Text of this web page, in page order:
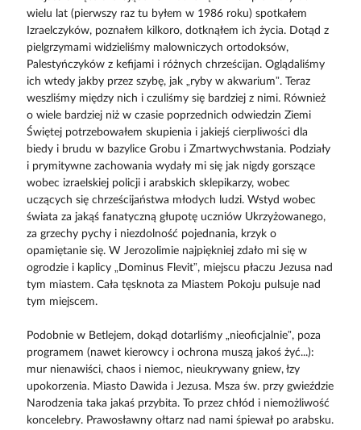
wielu lat (pierwszy raz tu byłem w 1986 roku) spotkałem
Izraelczyków, poznałem kilkoro, dotknąłem ich życia. Dotąd z
pielgrzymami widzieliśmy malowniczych ortodoksów,
Palestyńczyków z kefijami i różnych chrześcijan. Oglądaliśmy
ich wtedy jakby przez szybę, jak „ryby w akwarium”. Teraz
weszliśmy między nich i czuliśmy się bardziej z nimi. Również
o wiele bardziej niż w czasie poprzednich odwiedzin Ziemi
Świętej potrzebowałem skupienia i jakiejś cierpliwości dla
biedy i brudu w bazylice Grobu i Zmartwychwstania. Podziały
i prymitywne zachowania wydały mi się jak nigdy gorszące
wobec izraelskiej policji i arabskich sklepikarzy, wobec
uczących się chrześcijaństwa młodych ludzi. Wstyd wobec
świata za jakąś fanatyczną głupotę uczniów Ukrzyżowanego,
za grzechy pychy i niezdolność pojednania, krzyk o
opamiętanie się. W Jerozolimie najpiękniej zdało mi się w
ogrodzie i kaplicy „Dominus Flevit”, miejscu płaczu Jezusa nad
tym miastem. Cała tęsknota za Miastem Pokoju pulsuje nad
tym miejscem.
Podobnie w Betlejem, dokąd dotarliśmy „nieoficjalnie”, poza
programem (nawet kierowcy i ochrona muszą jakoś żyć...):
mur nienawiści, chaos i niemoc, nieukrywany gniew, łzy
upokorzenia. Miasto Dawida i Jezusa. Msza św. przy gwieździe
Narodzenia taka jakaś przybita. To przez chłód i niemożliwość
koncelebry. Prawosławny ołtarz nad nami śpiewał po arabsku.